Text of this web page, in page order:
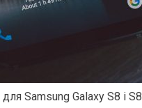
Samsung Galaxy S8 і